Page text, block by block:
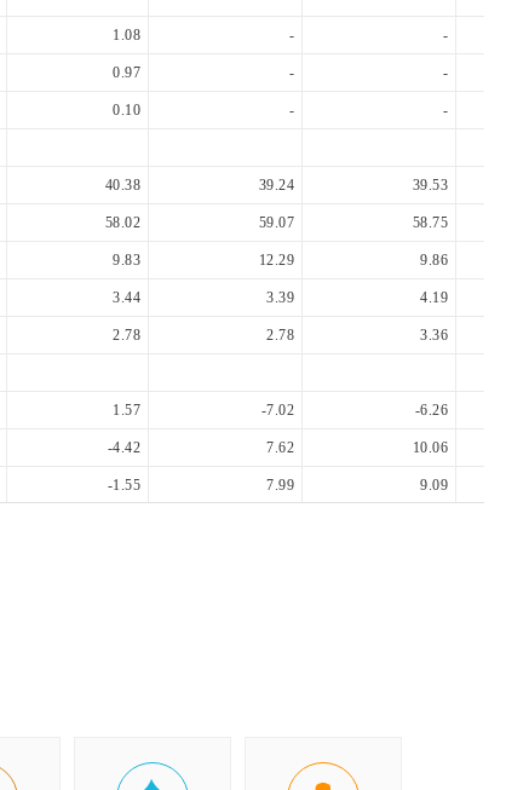
1.08 - -
0.97 - -
0.10 - -
40.38 39.24 39.53
58.02 59.07 58.75
9.83 12.29 9.86
3.44 3.39 4.19
2.78 2.78 3.36
1.57 -7.02 -6.26
-4.42 7.62 10.06
-1.55 7.99 9.09